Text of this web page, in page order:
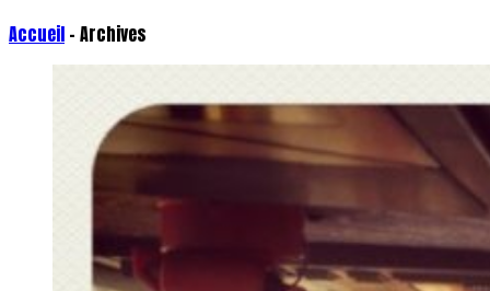
Accueil - Archives